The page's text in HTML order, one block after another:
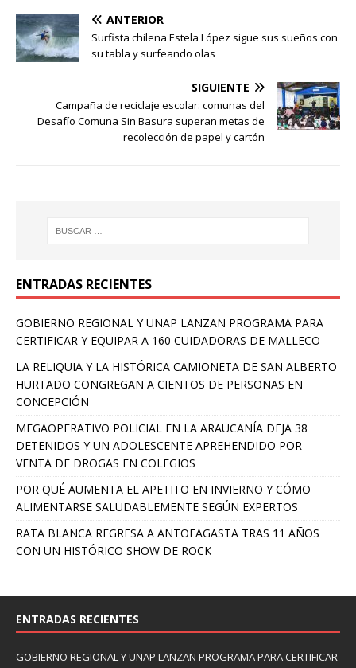
ANTERIOR
Surfista chilena Estela López sigue sus sueños con
su tabla y surfeando olas
SIGUIENTE
Campaña de reciclaje escolar: comunas del
Desafío Comuna Sin Basura superan metas de
recolección de papel y cartón
ENTRADAS RECIENTES
GOBIERNO REGIONAL Y UNAP LANZAN PROGRAMA PARA
CERTIFICAR Y EQUIPAR A 160 CUIDADORAS DE MALLECO
LA RELIQUIA Y LA HISTÓRICA CAMIONETA DE SAN ALBERTO
HURTADO CONGREGAN A CIENTOS DE PERSONAS EN
CONCEPCIÓN
MEGAOPERATIVO POLICIAL EN LA ARAUCANÍA DEJA 38
DETENIDOS Y UN ADOLESCENTE APREHENDIDO POR
VENTA DE DROGAS EN COLEGIOS
POR QUÉ AUMENTA EL APETITO EN INVIERNO Y CÓMO
ALIMENTARSE SALUDABLEMENTE SEGÚN EXPERTOS
RATA BLANCA REGRESA A ANTOFAGASTA TRAS 11 AÑOS
CON UN HISTÓRICO SHOW DE ROCK
ENTRADAS RECIENTES
GOBIERNO REGIONAL Y UNAP LANZAN PROGRAMA PARA CERTIFICAR